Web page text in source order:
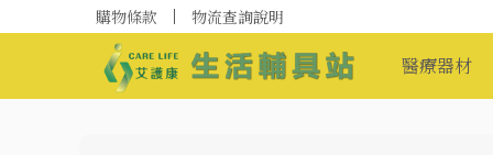
購物條款 物流查詢說明
醫療器材